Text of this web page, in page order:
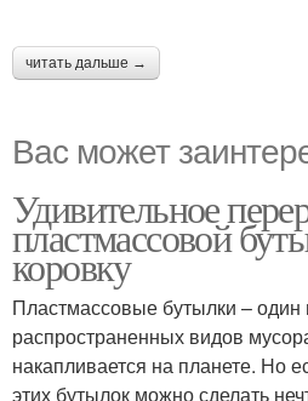
читать дальше →
Вас может
Удивительное
пластмассовой
коровку
Пластмассовые бутылки – один
распространенных видов
накапливается на планете. Но
этих бутылок можно сделать